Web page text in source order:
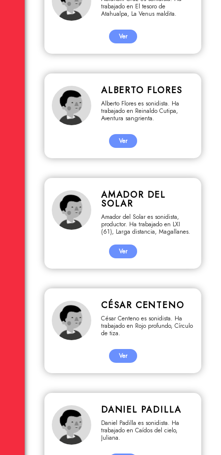
Pisco, Encierro, Alienados, Los
amigos de antes, Sin resplandor.
trabajado en El tesoro de
Atahualpa, La Venus maldita.
Ver
ALBERTO FLORES
Alberto Flores es sonidista. Ha
trabajado en Reinaldo Cutipa,
Aventura sangrienta.
Ver
AMADOR DEL
SOLAR
Amador del Solar es sonidista,
productor. Ha trabajado en LXI
(61), Larga distancia, Magallanes.
Ver
CÉSAR CENTENO
César Centeno es sonidista. Ha
trabajado en Rojo profundo, Círculo
de tiza.
Ver
DANIEL PADILLA
Daniel Padilla es sonidista. Ha
trabajado en Caídos del cielo,
Juliana.